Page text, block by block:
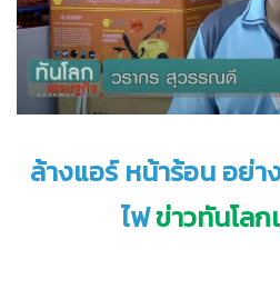
ล้างแอร์ หน้าร้อน อย่า
ไฟข่าวทันโล